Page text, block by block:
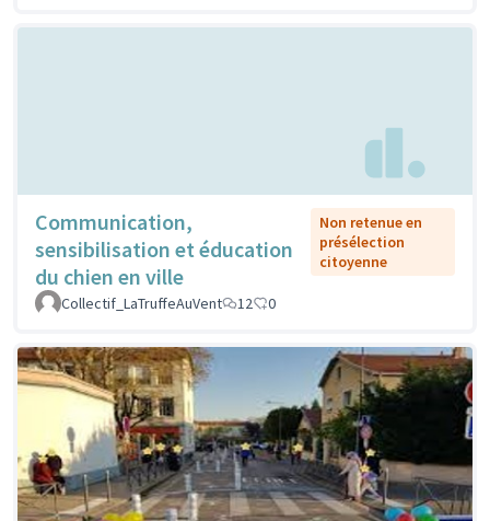
Communication,
sensibilisation et éducation
du chien en ville
Non retenue en
présélection
citoyenne
Collectif_LaTruffeAuVent 12 0